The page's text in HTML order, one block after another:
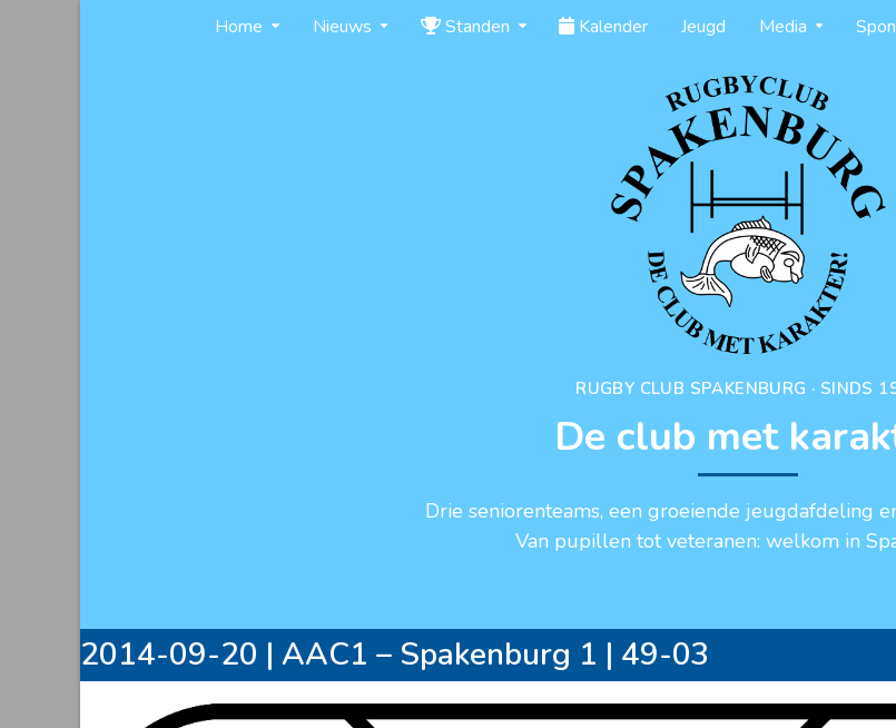
Home Nieuws Standen Kalender Jeugd Media
RUGBY CLUB SPAKENBURG · SINDS
De club met
Drie seniorenteams, een groeiende jeugdafdeling
Van pupillen tot veteranen: welkom in
2014-09-20 | AAC1 – Spakenburg 1 | 49-03